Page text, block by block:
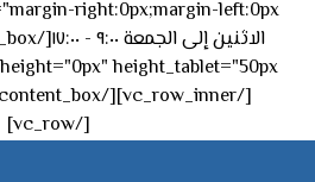
[/vc_row]